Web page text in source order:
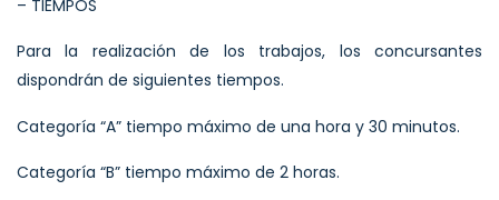
– TIEMPOS
Para la realización de los trabajos, los concursantes
dispondrán de siguientes tiempos.
Categoría “A” tiempo máximo de una hora y 30 minutos.
Categoría “B” tiempo máximo de 2 horas.